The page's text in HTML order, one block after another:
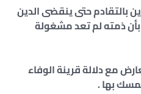
بالتقادم حتى ينقضى الدين
بأن ذمته لم تعد مشغولة
مع دلالة قرينة الوفاء
بها .